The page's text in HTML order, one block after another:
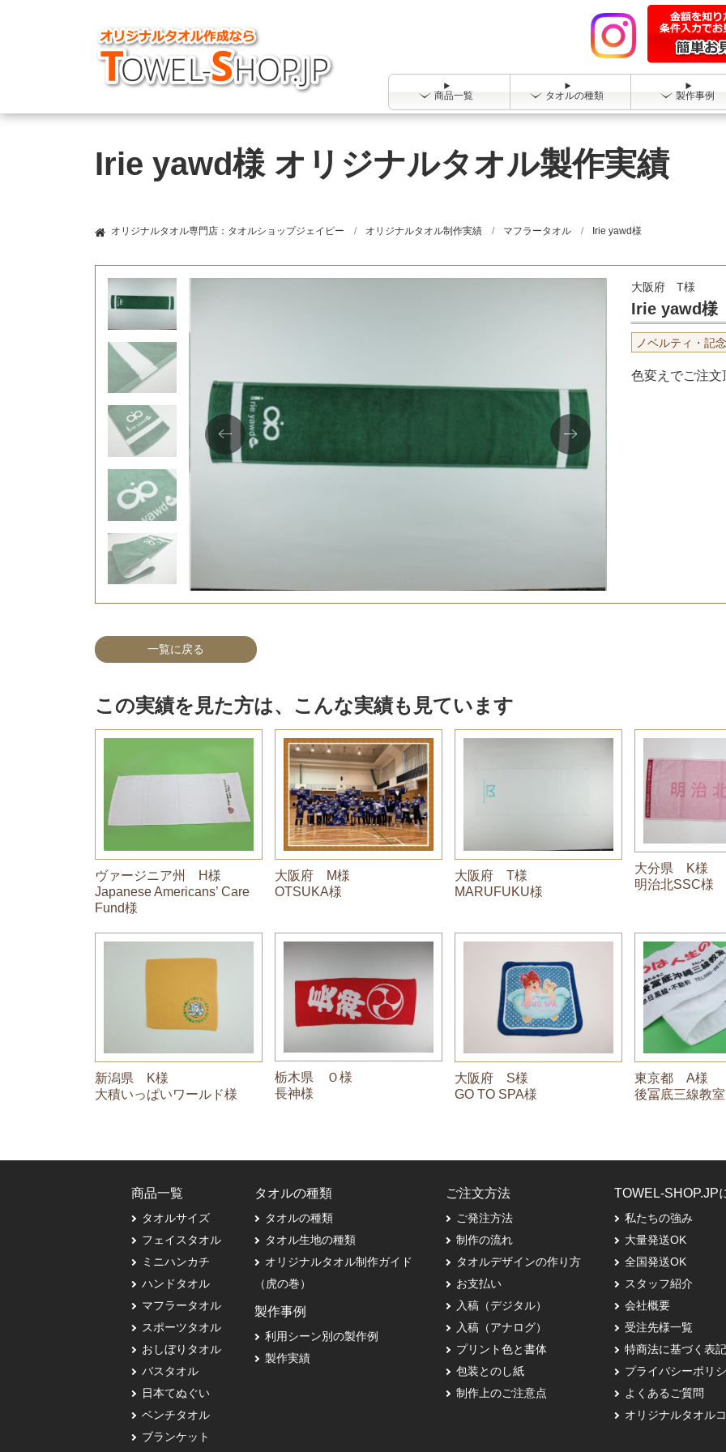
商品一覧 タオルの種類 製作事例
Irie yawd様 オリジナルタオル製作実績
オリジナルタオル専門店：タオルショップジェイピー オリジナルタオル制作実績 マフラータオル Irie yawd様
大阪府 T様
Irie yawd様
ノベルティ・記
色変えでご注文
一覧に戻る
この実績を見た方は、こんな実績も見ています
ヴァージニア州 H様
Japanese Americans’ Care
Fund様
大阪府 M様
OTSUKA様
大阪府 T様
MARUFUKU様
大分県 K様
明治北SSC様
新潟県 K様
大積いっぱいワールド様
栃木県 Ｏ様
長神様
大阪府 S様
GO TO SPA様
東京都 A様
後冨底三線教
商品一覧
タオルサイズ
フェイスタオル
ミニハンカチ
ハンドタオル
マフラータオル
スポーツタオル
おしぼりタオル
バスタオル
日本てぬぐい
ベンチタオル
ブランケット
タオルの種類
タオルの種類
タオル生地の種類
オリジナルタオル制作ガイド
（虎の巻）
製作事例
利用シーン別の製作例
製作実績
ご注文方法
ご発注方法
制作の流れ
タオルデザインの作り方
お支払い
入稿（デジタル）
入稿（アナログ）
プリント色と書体
包装とのし紙
制作上のご注意点
TOWEL-SHOP.JP
私たちの強み
大量発送OK
全国発送OK
スタッフ紹介
会社概要
受注先様一覧
特商法に基づく表記
プライバシーポリ
よくあるご質問
オリジナルタオル